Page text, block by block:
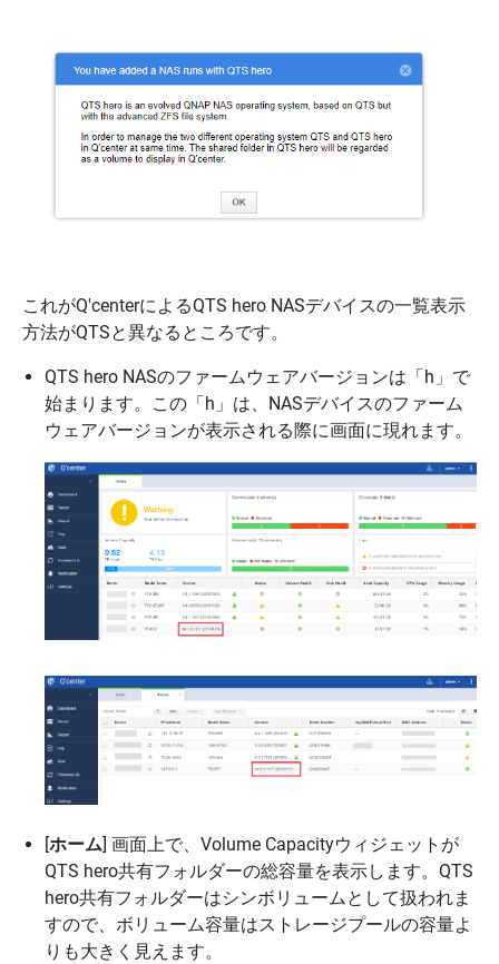
これがQ'centerによるQTS hero NASデバイスの一覧表示
方法がQTSと異なるところです。
QTS hero NASのファームウェアバージョンは「h」で
始まります。この「h」は、NASデバイスのファーム
ウェアバージョンが表示される際に画面に現れます。
[ホーム] 画面上で、Volume Capacityウィジェットが
QTS hero共有フォルダーの総容量を表示します。QTS
hero共有フォルダーはシンボリュームとして扱われま
すので、ボリューム容量はストレージプールの容量よ
りも大きく見えます。